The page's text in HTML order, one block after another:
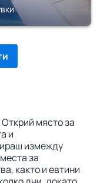
място за
и
измежду
за
както и евтини